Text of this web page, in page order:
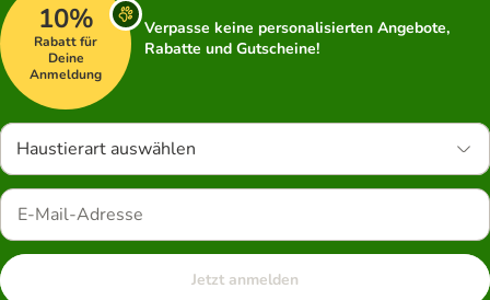
10%
Rabatt für
Deine
Anmeldung
Verpasse keine personalisierten Angebote,
Rabatte und Gutscheine!
Haustierart auswählen
Jetzt anmelden